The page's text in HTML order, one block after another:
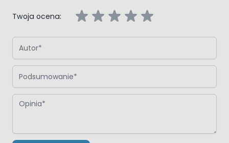
Twoja ocena:
Autor
Podsumowanie
Opinia